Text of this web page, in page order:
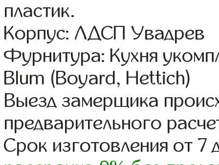
пластик.
Корпус: ЛДСП Увадрев
Фурнитура: Кухня
Blum (Boyard, Hettich)
Выезд замерщика
предварительного
Срок изготовления от 7